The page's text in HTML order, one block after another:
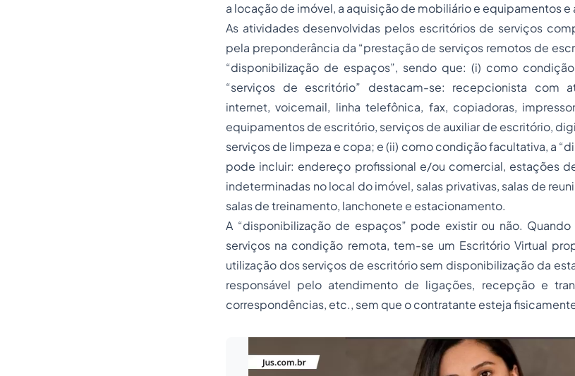
a locação de imóvel, a aquisição de mobiliário e equipamentos
As atividades desenvolvidas pelos escritórios de serviços
pela preponderância da “prestação de serviços remotos de
“disponibilização de espaços”, sendo que: (i) como
“serviços de escritório” destacam-se: recepcionista com
internet, voicemail, linha telefônica, fax, copiadoras,
equipamentos de escritório, serviços de auxiliar de escritório,
serviços de limpeza e copa; e (ii) como condição facultativa, a
pode incluir: endereço profissional e/ou comercial, estações
indeterminadas no local do imóvel, salas privativas, salas de
salas de treinamento, lanchonete e estacionamento.
A “disponibilização de espaços” pode existir ou não.
serviços na condição remota, tem-se um Escritório Virtual
utilização dos serviços de escritório sem disponibilização da
responsável pelo atendimento de ligações, recepção e
correspondências, etc., sem que o contratante esteja